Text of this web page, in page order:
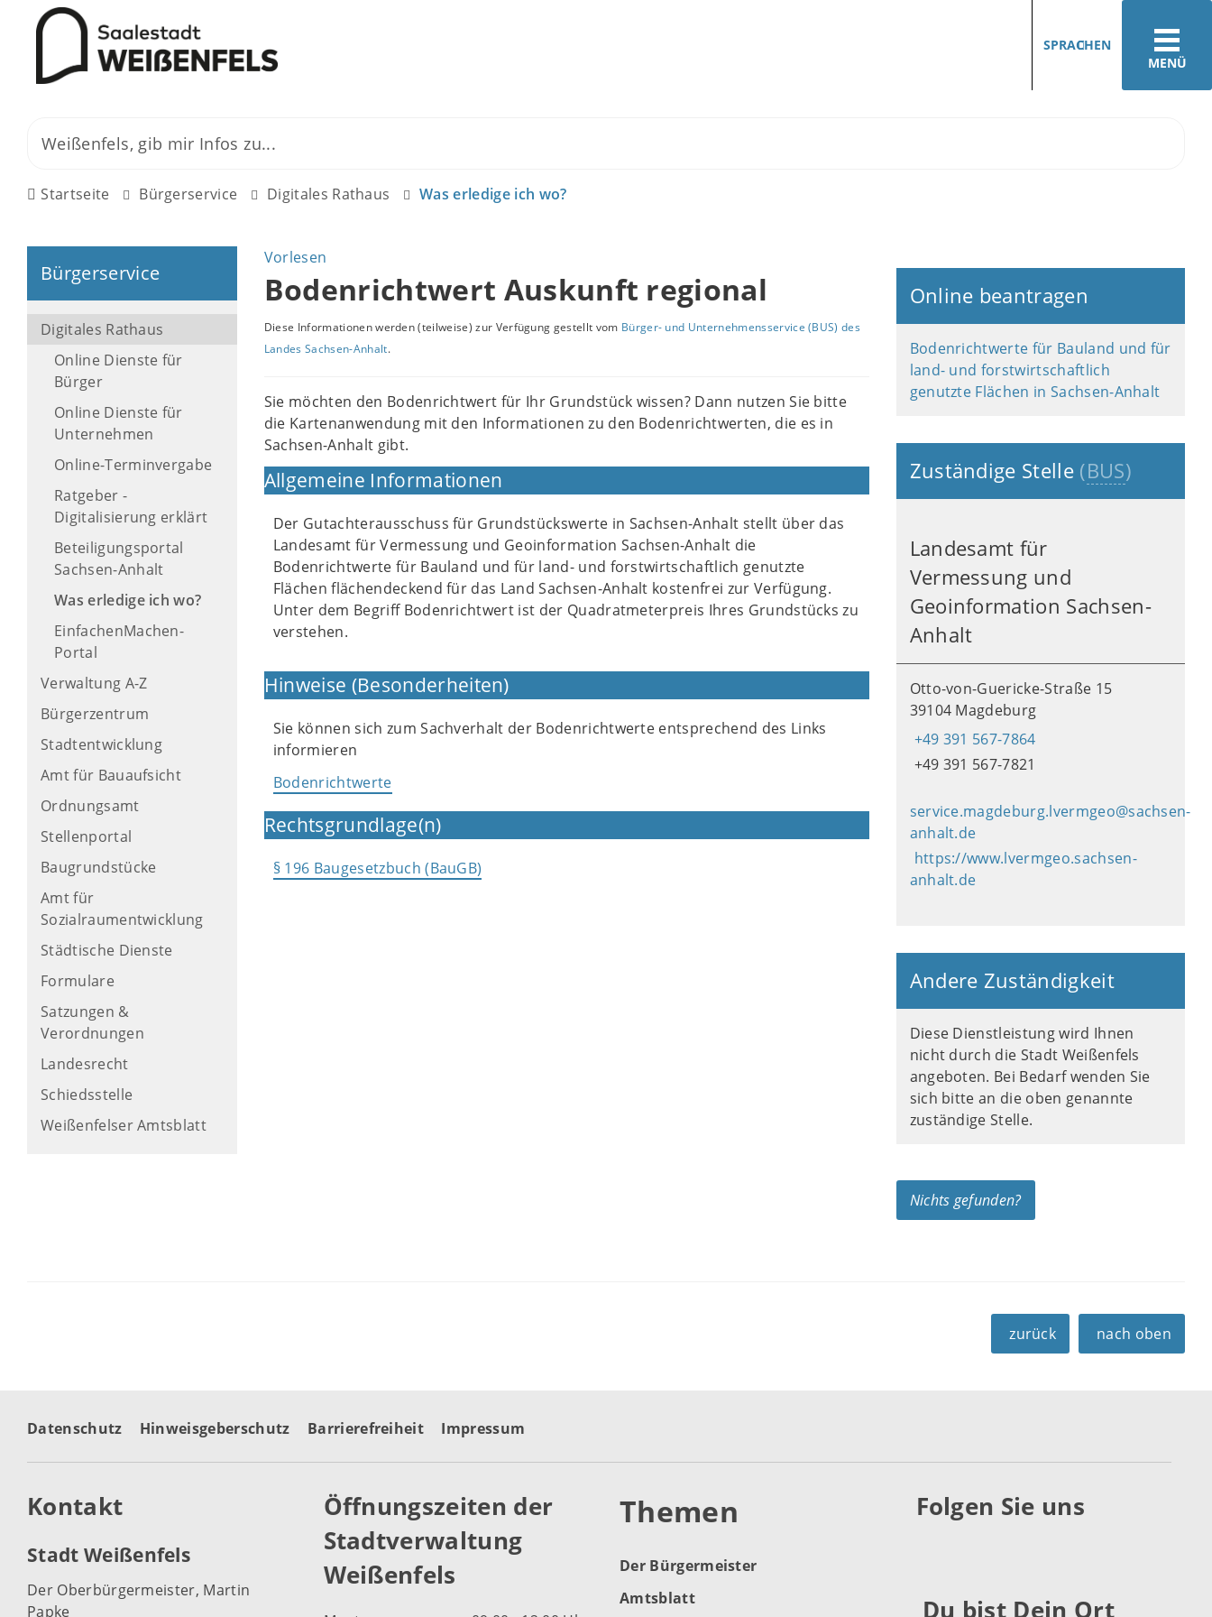
MENÜ
SPRACHEN
Startseite Bürgerservice Digitales Rathaus Was erledige ich wo?
Bürgerservice
Digitales Rathaus
Online Dienste für
Bürger
Online Dienste für
Unternehmen
Online-Terminvergabe
Ratgeber -
Digitalisierung erklärt
Beteiligungsportal
Sachsen-Anhalt
Was erledige ich wo?
EinfachenMachen-
Portal
Verwaltung A-Z
Bürgerzentrum
Stadtentwicklung
Amt für Bauaufsicht
Ordnungsamt
Stellenportal
Baugrundstücke
Amt für
Sozialraumentwicklung
Städtische Dienste
Formulare
Satzungen &
Verordnungen
Landesrecht
Schiedsstelle
Weißenfelser Amtsblatt
Vorlesen
Bodenrichtwert Auskunft regional
Diese Informationen werden (teilweise) zur Verfügung gestellt vom Bürger- und Unternehmensservice (BUS) des
Landes Sachsen-Anhalt.
Sie möchten den Bodenrichtwert für Ihr Grundstück wissen? Dann nutzen Sie bitte
die Kartenanwendung mit den Informationen zu den Bodenrichtwerten, die es in
Sachsen-Anhalt gibt.
Allgemeine Informationen
Der Gutachterausschuss für Grundstückswerte in Sachsen-Anhalt stellt über das
Landesamt für Vermessung und Geoinformation Sachsen-Anhalt die
Bodenrichtwerte für Bauland und für land- und forstwirtschaftlich genutzte
Flächen flächendeckend für das Land Sachsen-Anhalt kostenfrei zur Verfügung.
Unter dem Begriff Bodenrichtwert ist der Quadratmeterpreis Ihres Grundstücks zu
verstehen.
Hinweise (Besonderheiten)
Sie können sich zum Sachverhalt der Bodenrichtwerte entsprechend des Links
informieren
Bodenrichtwerte
Rechtsgrundlage(n)
§ 196 Baugesetzbuch (BauGB)
Online beantragen
Bodenrichtwerte für Bauland und für
land- und forstwirtschaftlich
genutzte Flächen in Sachsen-Anhalt
Zuständige Stelle (BUS)
Landesamt für
Vermessung und
Geoinformation Sachsen-
Anhalt
Otto-von-Guericke-Straße 15
39104 Magdeburg
+49 391 567-7864
+49 391 567-7821
service.magdeburg.lvermgeo@sachsen-
anhalt.de
https://www.lvermgeo.sachsen-
anhalt.de
Andere Zuständigkeit
Diese Dienstleistung wird Ihnen
nicht durch die Stadt Weißenfels
angeboten. Bei Bedarf wenden Sie
sich bitte an die oben genannte
zuständige Stelle.
Nichts gefunden?
zurück nach oben
Datenschutz Hinweisgeberschutz Barrierefreiheit Impressum
Kontakt
Stadt Weißenfels
Der Oberbürgermeister, Martin
Papke
Öffnungszeiten der
Stadtverwaltung
Weißenfels
Themen
Der Bürgermeister
Amtsblatt
Folgen Sie uns
Du bist Dein Ort